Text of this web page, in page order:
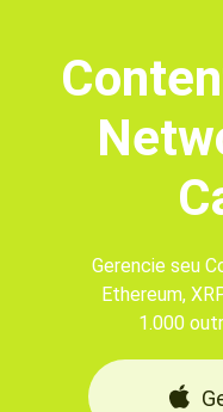
Gerencie seu
Ethereum,
1.000